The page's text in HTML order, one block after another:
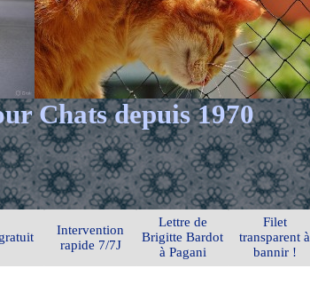
Chats depuis 1970
Intervention
rapide 7/7J
Lettre de
Brigitte Bardot
à Pagani
Filet
transparent à
bannir !